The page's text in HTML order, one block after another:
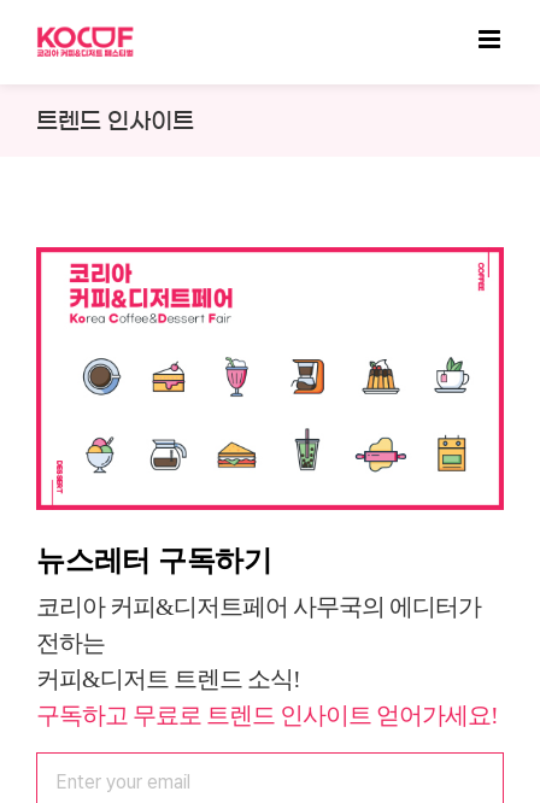
content
트렌드 인사이트
뉴스레터 구독하기
코리아 커피&디저트페어 사무국의 에디터가
전하는
커피&디저트 트렌드 소식!
구독하고 무료로 트렌드 인사이트 얻어가세요!